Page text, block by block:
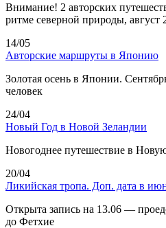
Внимание! 2 авторских
ритме северной природы, август
14/05
Авторские маршруты в Японию
Золотая осень в Японии.
человек
24/04
Новый Год в Новой Зеландии
Новогоднее путешествие в
20/04
Ликийская тропа. Доп. дата в
Открыта запись на 13.06 —
до Фетхие